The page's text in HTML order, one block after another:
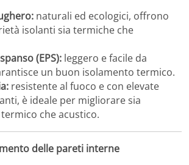
naturali ed ecologici, offrono
isolanti sia termiche che
(EPS): leggero e facile da
un buon isolamento termico.
resistente al fuoco e con elevate
è ideale per migliorare sia
che acustico.
delle pareti interne